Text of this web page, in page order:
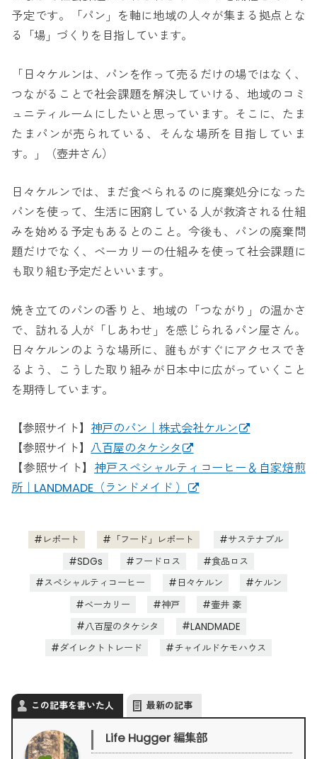
予定です。「パン」を軸に地域の人々が集まる拠点とな
る「場」づくりを目指しています。
「日々ケルンは、パンを作って売るだけの場ではなく、
つながることで社会課題を解決していける、地域のコミ
ュニティルームにしたいと思っています。そこに、たま
たまパンが売られている、そんな場所を目指していま
す。」（壺井さん）
日々ケルンでは、まだ食べられるのに廃棄処分になった
パンを使って、生活に困窮している人が救済される仕組
みを始める予定もあるとのこと。今後も、パンの廃棄問
題だけでなく、ベーカリーの仕組みを使って社会課題に
も取り組む予定だといいます。
焼き立てのパンの香りと、地域の「つながり」の温かさ
で、訪れる人が「しあわせ」を感じられるパン屋さん。
日々ケルンのような場所に、誰もがすぐにアクセスでき
るよう、こうした取り組みが日本中に広がっていくこと
を期待しています。
【参照サイト】 神戸のパン｜株式会社ケルン
【参照サイト】八百屋のタケシタ
【参照サイト】 神戸スペシャルティコーヒー＆自家焙煎
所｜LANDMADE（ランドメイド ）
レポート 「フード」レポート
サステナブル
SDGs
フードロス
食品ロス
スペシャルティコーヒー
日々ケルン
ケルン
ベーカリー
神戸
壷井 豪
八百屋のタケシタ
LANDMADE
ダイレクトトレード
チャイルドケモハウス
この記事を書いた人 最新の記事
Life Hugger 編集部